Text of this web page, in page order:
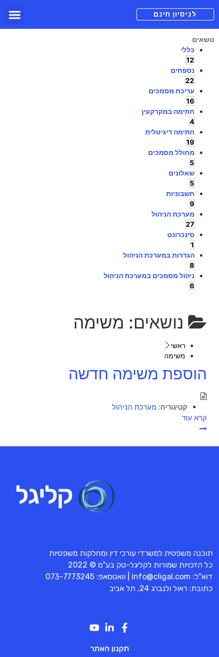
לניסיון חינם
נושאים
כללי
12
נספחים
22
עריכת מסמכים
16
חתימה במקרקעין
4
חתימה דיגיטלית
19
מחולל מסמכים
5
שאלונים
5
חשבוניות
9
מערכת הניהול
27
סינכרונט
1
הגדרות במערכת הניהול
8
ניהול מסמכים במערכת הניהול
6
נושאים: משימה
ראשי
משימה
הוספת משימה חדשה
קטיגוריה: מערכת הניהול
קרא עוד
תוכנה משפטית למשרדי עורכי דין ומחלקות משפטיות
כל הזכויות שמורות לקליגל-טק בע"מ © 2022
דוא"ל: info@cligal.com | וואטסאפ: 073-7773245
כתובת: ראול ולנברג 24, תל אביב
תקנון האתר